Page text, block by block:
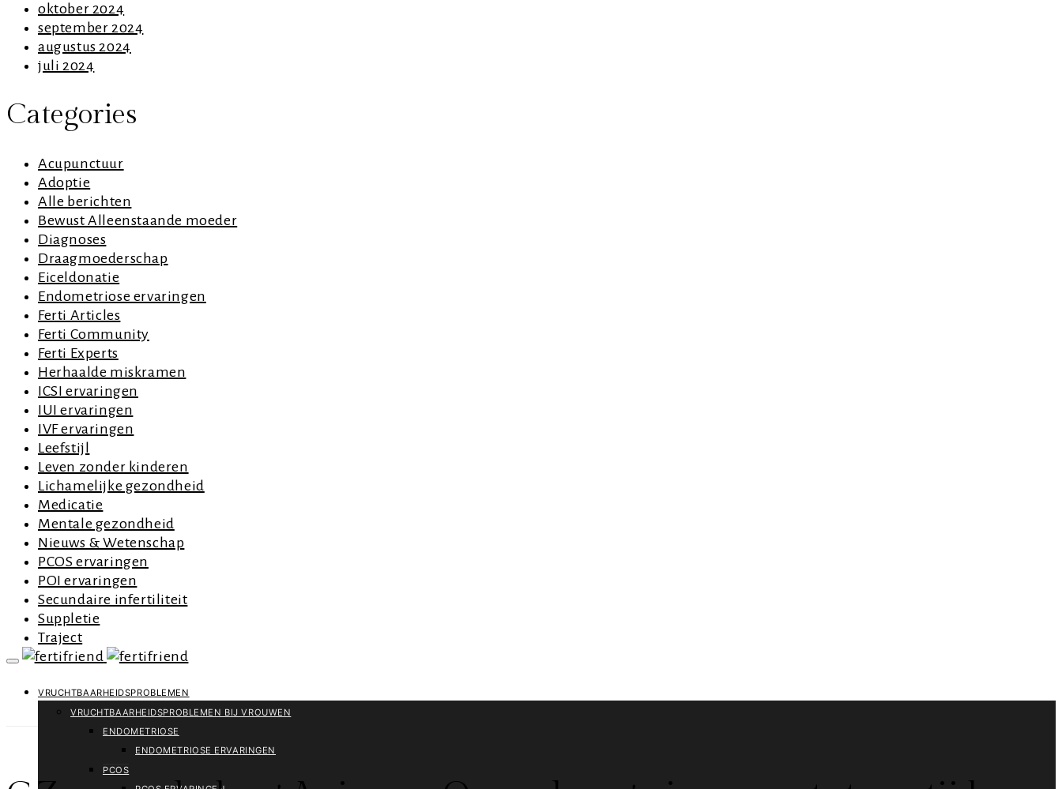
oktober 2024
september 2024
augustus 2024
juli 2024
Categories
Acupunctuur
Adoptie
Alle berichten
Bewust Alleenstaande moeder
Diagnoses
Draagmoederschap
Eiceldonatie
Endometriose ervaringen
Ferti Articles
Ferti Community
Ferti Experts
Herhaalde miskramen
ICSI ervaringen
IUI ervaringen
IVF ervaringen
Leefstijl
Leven zonder kinderen
Lichamelijke gezondheid
Medicatie
Mentale gezondheid
Nieuws & Wetenschap
PCOS ervaringen
POI ervaringen
Secundaire infertiliteit
Suppletie
Traject
VRUCHTBAARHEIDSPROBLEMEN
VRUCHTBAARHEIDSPROBLEMEN BIJ VROUWEN
ENDOMETRIOSE
ENDOMETRIOSE ERVARINGEN
PCOS